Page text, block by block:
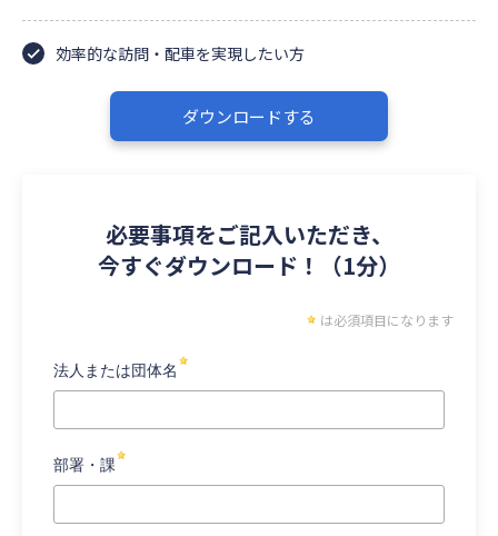
効率的な訪問・配車を実現したい方
ダウンロードする
必要事項をご記入いただき、
今すぐダウンロード！（1分）
は必須項目になります